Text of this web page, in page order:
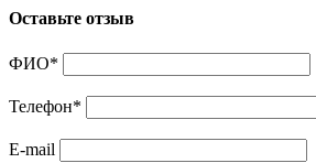
Оставьте отзыв
ФИО*
Телефон*
E-mail